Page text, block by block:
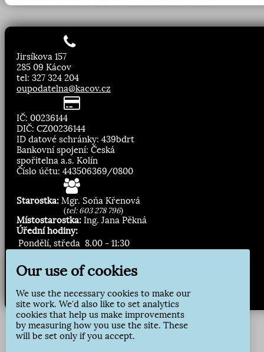
Jirsíkova 157
285 09 Kácov
tel: 327 324 204
oupodatelna@kacov.cz
IČ: 00236144
DIČ: CZ00236144
ID datové schránky: 439bdrt
Bankovní spojení: Česká
spořitelna a.s. Kolín
Číslo účtu: 443506369/0800
Starostka: Mgr. Soňa Křenová
(tel: 603 278 796)
Místostarostka: Ing. Jana Pěkná
Úřední hodiny:
Pondělí, středa 8.00 - 11:30
Zasílání novinek:
Přihlásit odběr
Our use of cookies
We use the necessary cookies to make our
site work. We'd also like to set analytics
cookies that help us make improvements
by measuring how you use the site. These
will be set only if you accept.